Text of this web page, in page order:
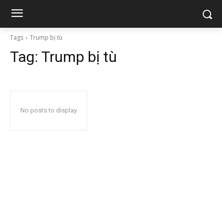
Tags Trump bị tù
Tag: Trump bị tù
No posts to display